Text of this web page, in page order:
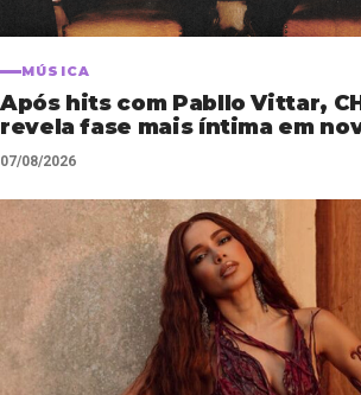
MÚSICA
Após hits com Pabllo Vittar,
revela fase mais íntima em
07/08/2026